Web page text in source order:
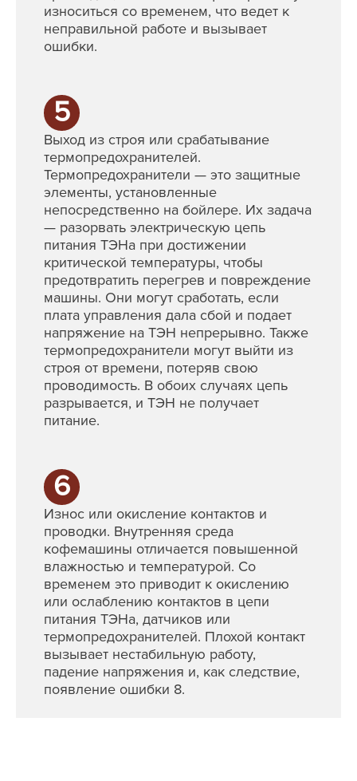
износиться со временем, что ведет к
неправильной работе и вызывает
ошибки.
5
Выход из строя или срабатывание
термопредохранителей.
Термопредохранители — это защитные
элементы, установленные
непосредственно на бойлере. Их задача
— разорвать электрическую цепь
питания ТЭНа при достижении
критической температуры, чтобы
предотвратить перегрев и повреждение
машины. Они могут сработать, если
плата управления дала сбой и подает
напряжение на ТЭН непрерывно. Также
термопредохранители могут выйти из
строя от времени, потеряв свою
проводимость. В обоих случаях цепь
разрывается, и ТЭН не получает
питание.
6
Износ или окисление контактов и
проводки. Внутренняя среда
кофемашины отличается повышенной
влажностью и температурой. Со
временем это приводит к окислению
или ослаблению контактов в цепи
питания ТЭНа, датчиков или
термопредохранителей. Плохой контакт
вызывает нестабильную работу,
падение напряжения и, как следствие,
появление ошибки 8.